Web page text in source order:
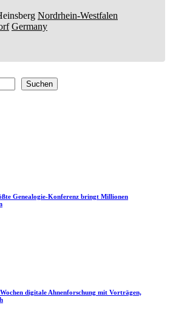
Nordrhein-Westfalen
Germany
Suchen
Genealogie-Konferenz bringt Millionen
digitale Ahnenforschung mit Vorträgen,